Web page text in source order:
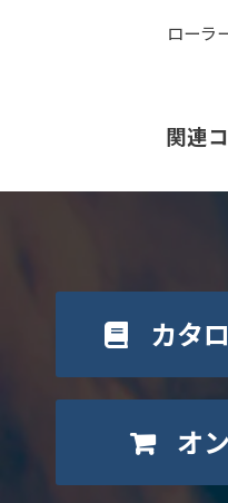
ローラ
関連
カタ
オ